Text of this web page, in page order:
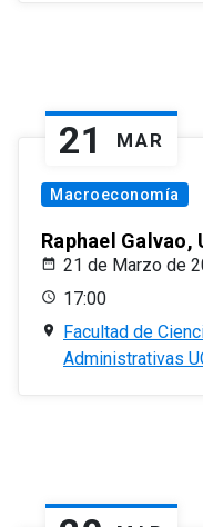
21 MAR
Macroeconomía
Raphael
21 de Marzo de
17:00
Facultad de
Administrativas